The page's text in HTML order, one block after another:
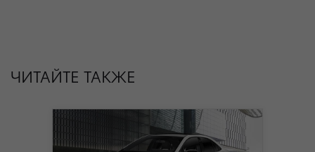
ЧИТАЙТЕ ТАКЖЕ